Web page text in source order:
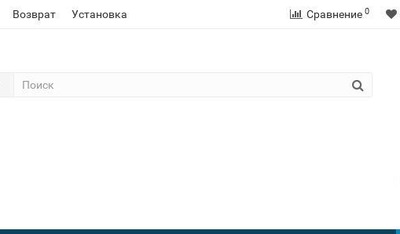
Возврат Установка Сравнение 0